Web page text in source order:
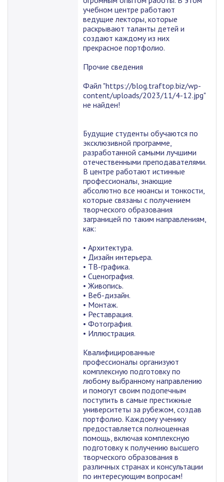
учебном центре работают
ведущие лекторы, которые
раскрывают таланты детей и
создают каждому из них
прекрасное портфолио.
Прочие сведения
Файл "https://blog.traftop.biz/wp-
content/uploads/2023/11/4-12.jpg"
не найден!
Будущие студенты обучаются по
эксклюзивной программе,
разработанной самыми лучшими
отечественными преподавателями.
В центре работают истинные
профессионалы, знающие
абсолютно все нюансы и тонкости,
которые связаны с получением
творческого образования
заграницей по таким направлениям,
как:
• Архитектура.
• Дизайн интерьера.
• ТВ-графика.
• Сценография.
• Живопись.
• Веб-дизайн.
• Монтаж.
• Реставрация.
• Фотография.
• Иллюстрация.
Квалифицированные
профессионалы организуют
комплексную подготовку по
любому выбранному направлению
и помогут своим подопечным
поступить в самые престижные
университеты за рубежом, создав
портфолио. Каждому ученику
предоставляется полноценная
помощь, включая комплексную
подготовку к получению высшего
творческого образования в
различных странах и консультации
по интересующим вопросам!